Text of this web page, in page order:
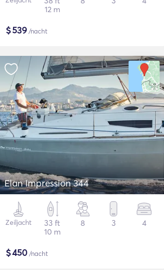
12 m
$539/nacht
Elan Impression 344
Zeiljacht
33 ft
10 m
8 3 4
$450 /nacht